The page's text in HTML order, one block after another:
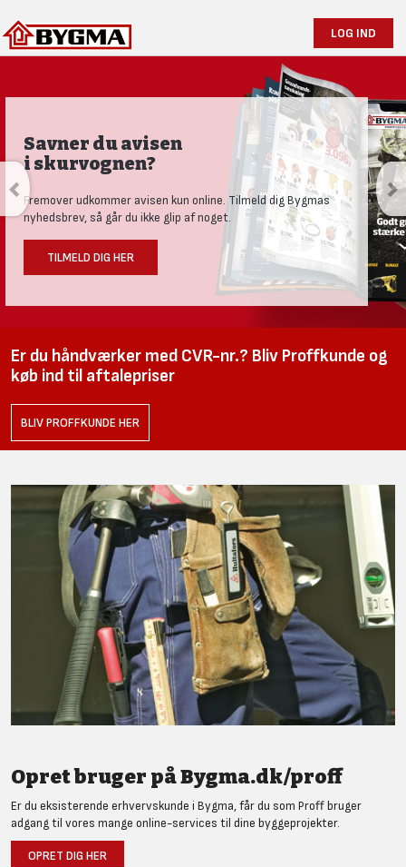
LOG IND
Savner du avisen
i skurvognen?
Fremover udkommer avisen kun online. Tilmeld dig Bygmas
nyhedsbrev, så går du ikke glip af noget.
TILMELD DIG HER
Er du håndværker med CVR-nr.? Bliv Proffkunde og
køb ind til aftalepriser
BLIV PROFFKUNDE HER
Opret bruger på Bygma.dk/proff
Er du eksisterende erhvervskunde i Bygma, får du som Proff bruger
adgang til vores mange online-services til dine byggeprojekter.
OPRET DIG HER